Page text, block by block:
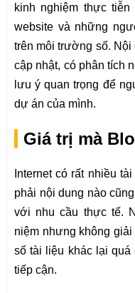
kinh nghiệm thực
website và những
trên môi trường số.
cập nhật, có phân tích
lưu ý quan trọng để
dự án của mình.
Giá trị mà
Internet có rất nhiều
phải nội dung nào
với nhu cầu thực tế.
niệm nhưng không
số tài liệu khác lại
tiếp cận.